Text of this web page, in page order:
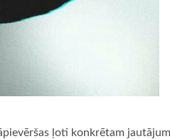
ļoti konkrētam